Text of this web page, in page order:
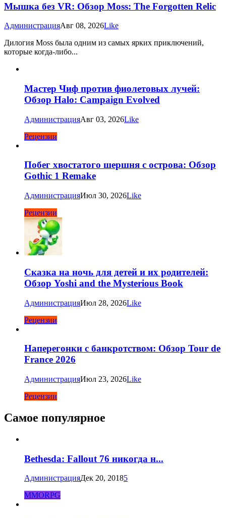
Мышка без VR: Обзор Moss: The Forgotten Relic
АдминистрацияАвг 08, 2026Like
Дилогия Moss была одним из самых ярких приключений,
которые когда-либо...
Мастер Чиф против фиолетовых лучей:
Обзор Halo: Campaign Evolved
АдминистрацияАвг 03, 2026Like
Рецензии
Побег хвостатого шершня с острова: Обзор
Gothic 1 Remake
АдминистрацияИюл 30, 2026Like
Рецензии
Сказка на ночь для детей и их родителей:
Обзор Yoshi and the Mysterious Book
АдминистрацияИюл 28, 2026Like
Рецензии
Наперегонки с банкротством: Обзор Tour de
France 2026
АдминистрацияИюл 23, 2026Like
Рецензии
Самое популярное
Bethesda: Fallout 76 никогда н...
АдминистрацияДек 20, 20185
MMORPG